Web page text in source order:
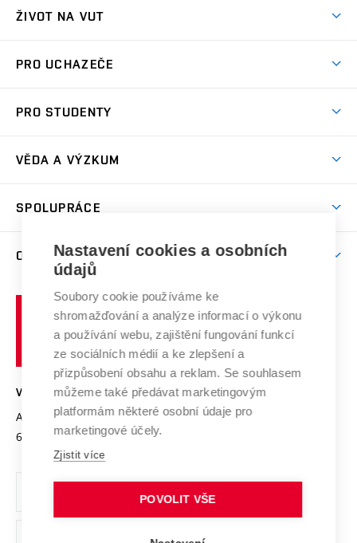
ŽIVOT NA VUT
Koleje
Sport na VUT
Brno
PRO UCHAZEČE
Dny otevřených dveří
Celoživotní vzdělávání
E-přihláška
PRO STUDENTY
Harmonogram akademického roku
Závěrečné práce
Doktorské studium
Zpracování osobních údajů studentů
Sociální bezpečí
Studium bez bariér
Podpora podnikání
VĚDA A VÝZKUM
Mezinárodní vědecká rada
Systém zajišťování kvality výzkumu
Výzkumné infrastruktury
Transfer znalostí
Open Science
Projekty
Projekty ze strukturálních fondů
Specifický výzkum
SPOLUPRÁCE
Zahraniční spolupráce
Spolupráce se školami
Služby univerzity
Mezinárodní dohody
Univerzitní sítě
O UNIVERZITĚ
Profil univerzity
Udržitelná univerzita
Podnikavá univerzita / ContriBUTe
Bezpečná univerzita
Vyznamenání
Organizační struktura
Ochrana osobních údajů
učení
technické
VYSOKÉ UČENÍ TECHNICKÉ V BRNĚ
Antonínská 548/1
602 00 Brno
www.vut.cz
vut@vutbr.cz
Nastavení cookies a osobních
údajů
Soubory cookie používáme ke
shromažďování a analýze informací o výkonu
a používání webu, zajištění fungování funkcí
ze sociálních médií a ke zlepšení a
přizpůsobení obsahu a reklam. Se souhlasem
můžeme také předávat marketingovým
platformám některé osobní údaje pro
marketingové účely.
Zjistit více
POVOLIT VŠE